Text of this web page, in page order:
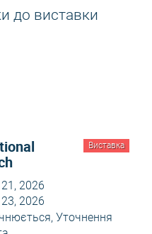
до виставки
Виставка
2026
2026
Уточнення